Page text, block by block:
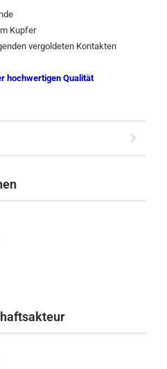
Kupfer
vergoldeten Kontakten
hochwertigen Qualität